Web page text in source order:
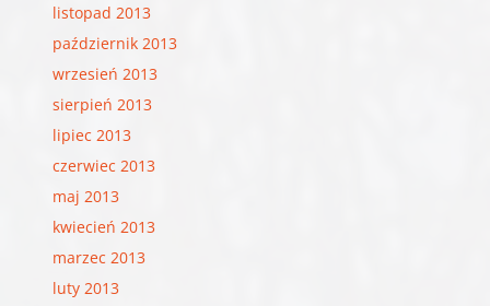
listopad 2013
październik 2013
wrzesień 2013
sierpień 2013
lipiec 2013
czerwiec 2013
maj 2013
kwiecień 2013
marzec 2013
luty 2013